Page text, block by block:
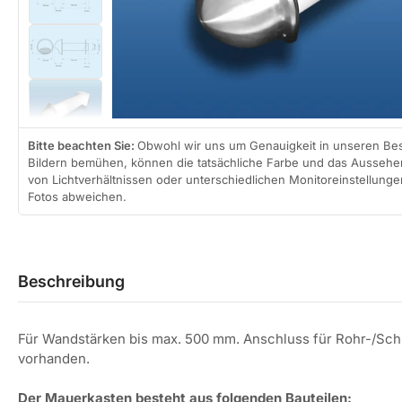
Modal
öffnen
laden
laden
Bild
5
laden
Bild
in
Galerieansicht
laden
Bild
in
Galerieansicht
7
laden
Bild
laden
Bitte beachten Sie: Obwohl wir uns um Genauigkeit in unseren
Bildern bemühen, können die tatsächliche Farbe und das
von Lichtverhältnissen oder unterschiedlichen
Fotos abweichen.
Beschreibung
Für Wandstärken bis max. 500 mm. Anschluss für Rohr-/
vorhanden.
Der Mauerkasten besteht aus folgenden Bauteilen: